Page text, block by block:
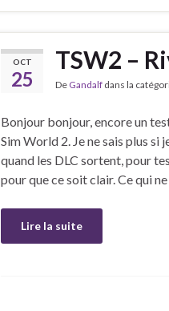
OCT
25
TSW2 –
De Gandalf dans la
Bonjour bonjour, encore un
Sim World 2. Je ne sais plus si
quand les DLC sortent, pour
pour que ce soit clair. Ce qui ne
Lire la suite